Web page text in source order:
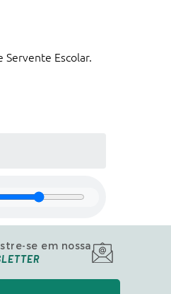
Servente Escolar.
se em nossa